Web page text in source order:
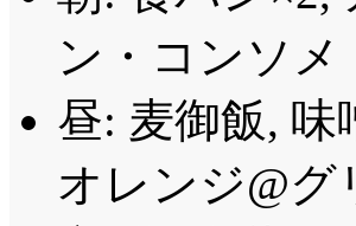
った白山を
「夢の中で
にも見せたか
からそこま
ン・コンソメ
昼: 麦御飯,
オレンジ@グ